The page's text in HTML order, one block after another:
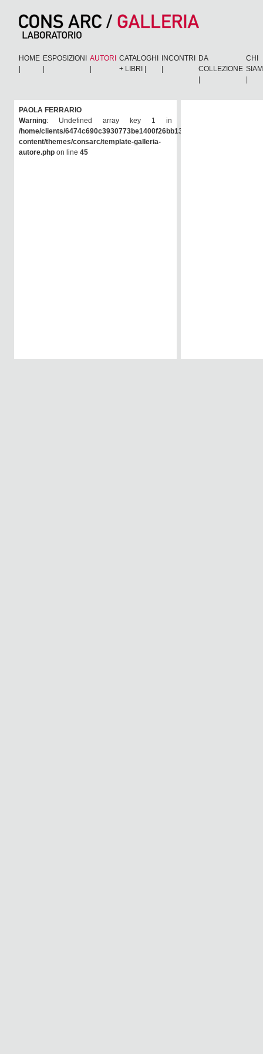
HOME ESPOSIZIONI
AUTORI
CATALOGHI
+ LIBRI
INCONTRI
DA
COLLEZIONE
CHI
PAOLA FERRARIO
Warning: Undefined array key 1 in
/home/clients/6474c690c3930773be1400f26bb138e6/consarc/wp-
content/themes/consarc/template-galleria-
autore.php on line 45